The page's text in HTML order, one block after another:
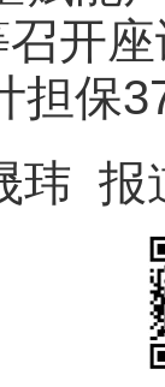
开
担保
玮 报